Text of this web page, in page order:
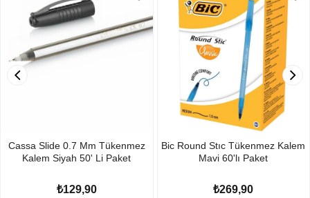
Cassa Slide 0.7 Mm Tükenmez
Kalem Siyah 50' Li Paket
₺129,90
Bic Round Stıc Tükenmez Kalem
Mavi 60'lı Paket
₺269,90